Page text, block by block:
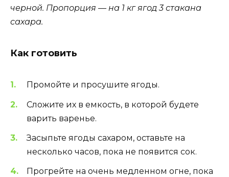
черной. Пропорция — на 1 кг ягод 3 стакана
сахара.
Как готовить
Промойте и просушите ягоды.
Сложите их в емкость, в которой будете
варить варенье.
Засыпьте ягоды сахаром, оставьте на
несколько часов, пока не появится сок.
Прогрейте на очень медленном огне, пока